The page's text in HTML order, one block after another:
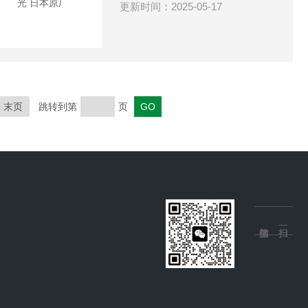
更新时间：2025-05-17
末页 跳转到第 页